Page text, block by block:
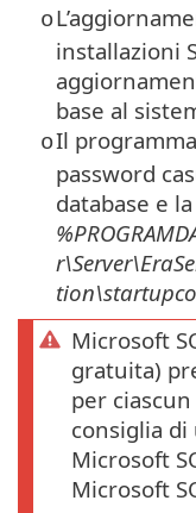
o
installazioni
base al
oIl
password
database e
Microsoft
gratuita)
per
consiglia
Microsoft
Microsoft